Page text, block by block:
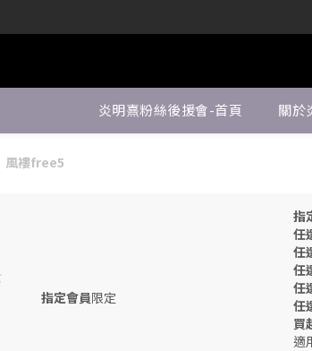
炎明熹粉絲後援會-首頁 關於
風褸free5
指定會員限定
指
任
任
任
任
任
買
適